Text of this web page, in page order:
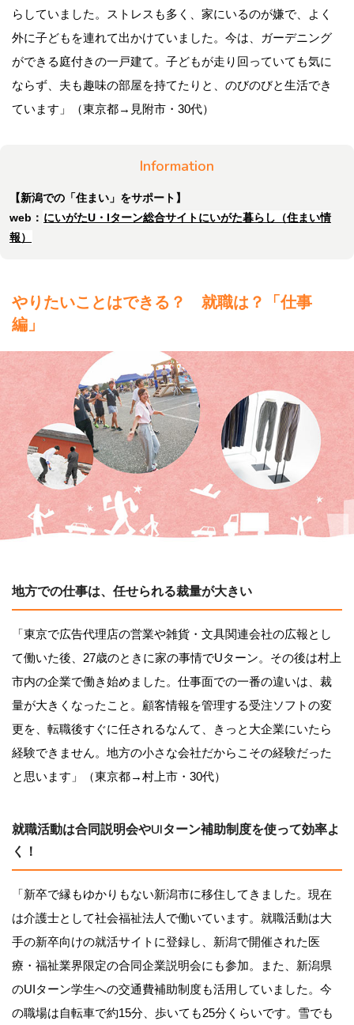
らしていました。ストレスも多く、家にいるのが嫌で、よく
外に子どもを連れて出かけていました。今は、ガーデニング
ができる庭付きの一戸建て。子どもが走り回っていても気に
ならず、夫も趣味の部屋を持てたりと、のびのびと生活でき
ています」（東京都→見附市・30代）
Information
【新潟での「住まい」をサポート】
web： にいがたU・Iターン総合サイトにいがた暮らし（住まい情
報）
やりたいことはできる？ 就職は？「仕事
編」
地方での仕事は、任せられる裁量が大きい
「東京で広告代理店の営業や雑貨・文具関連会社の広報とし
て働いた後、27歳のときに家の事情でUターン。その後は村上
市内の企業で働き始めました。仕事面での一番の違いは、裁
量が大きくなったこと。顧客情報を管理する受注ソフトの変
更を、転職後すぐに任されるなんて、きっと大企業にいたら
経験できません。地方の小さな会社だからこその経験だった
と思います」（東京都→村上市・30代）
就職活動は合同説明会やUIターン補助制度を使って効率よ
く！
「新卒で縁もゆかりもない新潟市に移住してきました。現在
は介護士として社会福祉法人で働いています。就職活動は大
手の新卒向けの就活サイトに登録し、新潟で開催された医
療・福祉業界限定の合同企業説明会にも参加。また、新潟県
のUIターン学生への交通費補助制度も活用していました。今
の職場は自転車で約15分、歩いても25分くらいです。雪でも